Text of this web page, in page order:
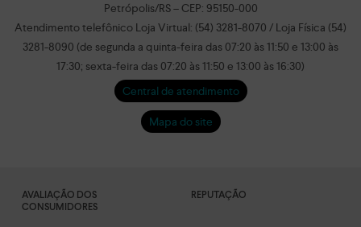
Petrópolis/RS – CEP: 95150-000
Atendimento telefônico Loja Virtual: (54) 3281-8070 / Loja Física (54)
3281-8090 (de segunda a quinta-feira das 07:20 às 11:50 e 13:00 às
17:30; sexta-feira das 07:20 às 11:50 e 13:00 às 16:30)
Central de atendimento
Mapa do site
AVALIAÇÃO DOS
CONSUMIDORES
REPUTAÇÃO